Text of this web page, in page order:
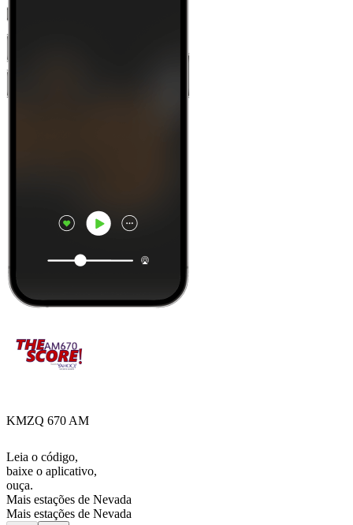
KMZQ 670 AM
Leia o código,
baixe o aplicativo,
ouça.
Mais estações de Nevada
Mais estações de Nevada